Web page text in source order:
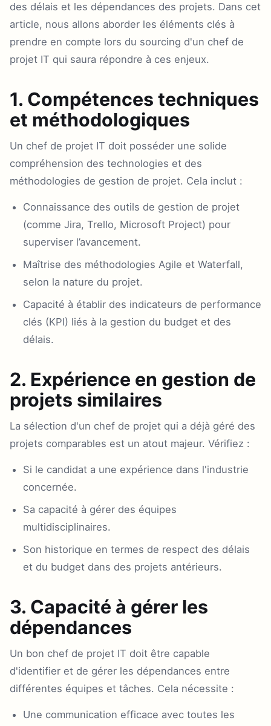
des délais et les dépendances des projets. Dans cet
article, nous allons aborder les éléments clés à
prendre en compte lors du sourcing d'un chef de
projet IT qui saura répondre à ces enjeux.
1. Compétences techniques
et méthodologiques
Un chef de projet IT doit posséder une solide
compréhension des technologies et des
méthodologies de gestion de projet. Cela inclut :
Connaissance des outils de gestion de projet
(comme Jira, Trello, Microsoft Project) pour
superviser l’avancement.
Maîtrise des méthodologies Agile et Waterfall,
selon la nature du projet.
Capacité à établir des indicateurs de performance
clés (KPI) liés à la gestion du budget et des
délais.
2. Expérience en gestion de
projets similaires
La sélection d'un chef de projet qui a déjà géré des
projets comparables est un atout majeur. Vérifiez :
Si le candidat a une expérience dans l'industrie
concernée.
Sa capacité à gérer des équipes
multidisciplinaires.
Son historique en termes de respect des délais
et du budget dans des projets antérieurs.
3. Capacité à gérer les
dépendances
Un bon chef de projet IT doit être capable
d'identifier et de gérer les dépendances entre
différentes équipes et tâches. Cela nécessite :
Une communication efficace avec toutes les